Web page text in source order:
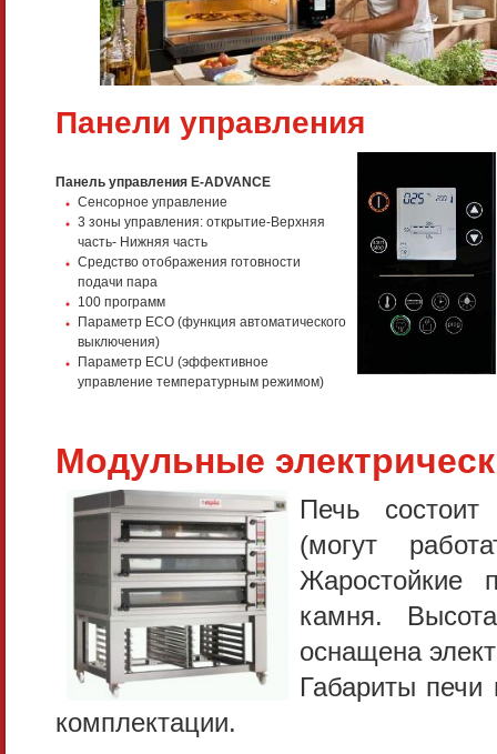
Панели управления
Панель управления E-ADVANCE
Сенсорное управление
3 зоны управления: открытие-Верхняя
часть- Нижняя часть
Средство отображения готовности
подачи пара
100 программ
Параметр ЕСО (функция автоматического
выключения)
Параметр ECU (эффективное
управление температурным режимом)
Модульные
Печь
(могут
Жаростойкие
камня.
оснащена
Габариты печи
комплектации.